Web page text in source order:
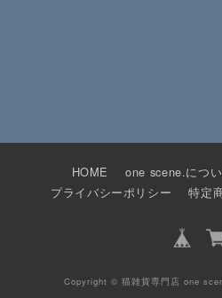
HOME one scene.につ
プライバシーポリシー
特定
Copyright © 猫雑貨専門店 one